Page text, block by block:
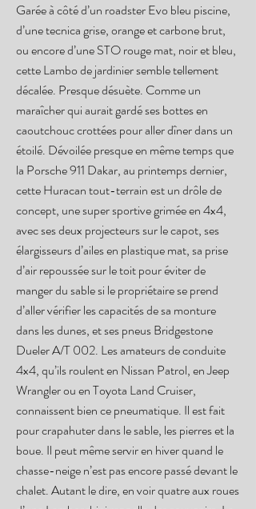
Garée à côté d’un roadster Evo bleu piscine,
d’une tecnica grise, orange et carbone brut,
ou encore d’une STO rouge mat, noir et bleu,
cette Lambo de jardinier semble tellement
décalée. Presque désuète. Comme un
maraîcher qui aurait gardé ses bottes en
caoutchouc crottées pour aller dîner dans un
étoilé. Dévoilée presque en même temps que
la Porsche 911 Dakar, au printemps dernier,
cette Huracan tout-terrain est un drôle de
concept, une super sportive grimée en 4x4,
avec ses deux projecteurs sur le capot, ses
élargisseurs d’ailes en plastique mat, sa prise
d’air repoussée sur le toit pour éviter de
manger du sable si le propriétaire se prend
d’aller vérifier les capacités de sa monture
dans les dunes, et ses pneus Bridgestone
Dueler A/T 002. Les amateurs de conduite
4x4, qu’ils roulent en Nissan Patrol, en Jeep
Wrangler ou en Toyota Land Cruiser,
connaissent bien ce pneumatique. Il est fait
pour crapahuter dans le sable, les pierres et la
boue. Il peut même servir en hiver quand le
chasse-neige n’est pas encore passé devant le
chalet. Autant le dire, en voir quatre aux roues